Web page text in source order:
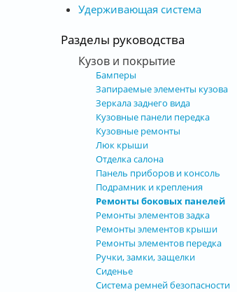
Удерживающая система
Разделы руководства
Кузов и покрытие
Бамперы
Запираемые элементы кузова
Зеркала заднего вида
Кузовные панели передка
Кузовные ремонты
Люк крыши
Отделка салона
Панель приборов и консоль
Подрамник и крепления
Ремонты боковых панелей
Ремонты элементов задка
Ремонты элементов крыши
Ремонты элементов передка
Ручки, замки, защелки
Сиденье
Система ремней безопасности